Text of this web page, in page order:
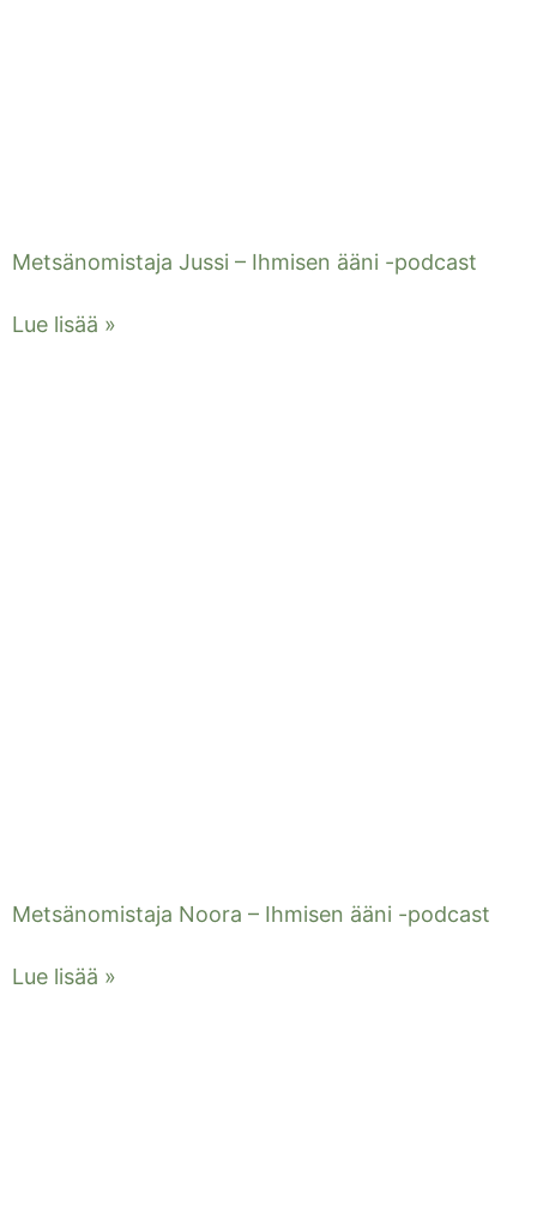
Metsänomistaja Jussi – Ihmisen ääni -podcast
Lue lisää »
Metsänomistaja Noora – Ihmisen ääni -podcast
Lue lisää »